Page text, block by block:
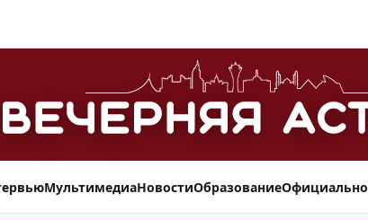
МультимедиаНовостиОбразованиеОфициально